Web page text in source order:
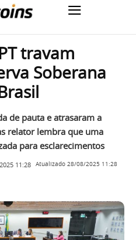
travam
Soberana
de pauta e atrasaram a
relator lembra que uma
para esclarecimentos
11:28 Atualizado 28/08/2025 11:28